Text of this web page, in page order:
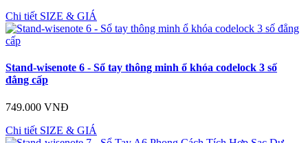
Chi tiết SIZE & GIÁ
Stand-wisenote 6 - Sổ tay thông minh ổ khóa codelock 3 số
đẳng cấp
749.000 VNĐ
Chi tiết SIZE & GIÁ